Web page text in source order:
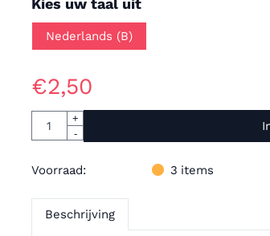
Nederlands (B)
€2,50
Aantal
+
-
Voorraad: 3 items
Beschrijving